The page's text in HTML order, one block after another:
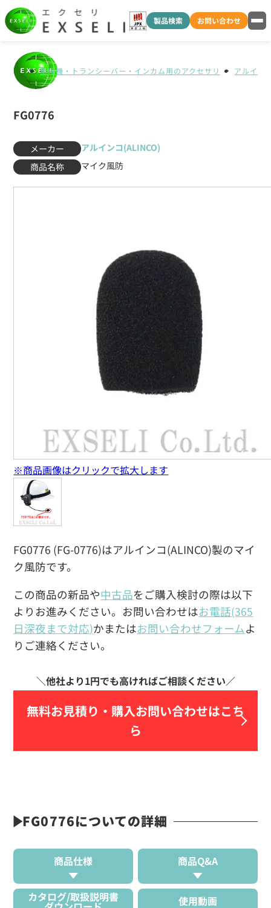
製品検索 お問い合わせ
無線機・トランシーバー・インカム用のアクセサリ アルイン
FG0776
メーカー
アルインコ(ALINCO)
商品名称
マイク風防
FG0776 (FG-0776)はアルインコ(ALINCO)製のマイ
ク風防です。
この商品の新品や中古品をご購入検討の際は以下
よりお進みください。お問い合わせはお電話(365
日深夜まで対応)かまたはお問い合わせフォームよ
りご連絡ください。
無料お見積り・ 購入お問い合わせはこち
ら
※商品画像はクリックで拡大します
FG0776についての詳細
商品仕様 商品Q&A
カタログ/取扱説明書 使用動画